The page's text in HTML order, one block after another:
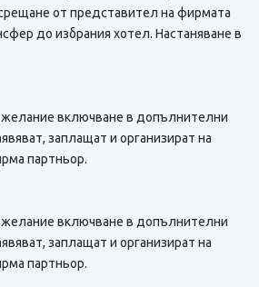
от представител на фирмата
до избрания хотел. Настаняване в
включване в допълнителни
заплащат и организират на
партньор.
включване в допълнителни
заплащат и организират на
партньор.